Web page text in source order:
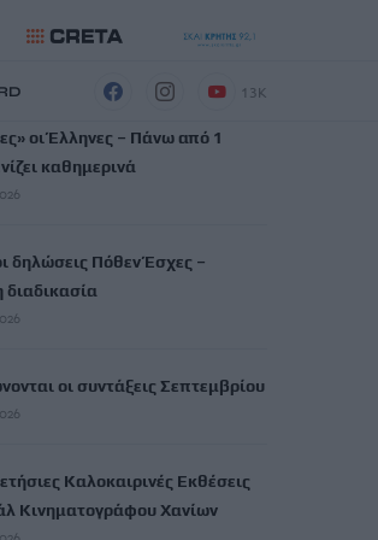
13K
οι Έλληνες – Πάνω από 1
καθημερινά
δηλώσεις Πόθεν Έσχες –
διαδικασία
οι συντάξεις Σεπτεμβρίου
Καλοκαιρινές Εκθέσεις
Κινηματογράφου Χανίων